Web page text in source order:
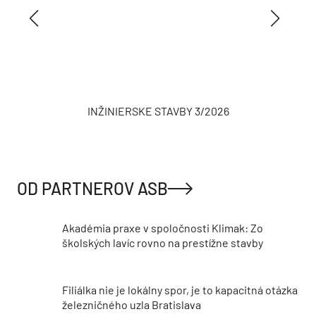
INŽINIERSKE STAVBY 3/2026
OD PARTNEROV ASB
Akadémia praxe v spoločnosti Klimak: Zo
školských lavíc rovno na prestížne stavby
Filiálka nie je lokálny spor, je to kapacitná otázka
železničného uzla Bratislava